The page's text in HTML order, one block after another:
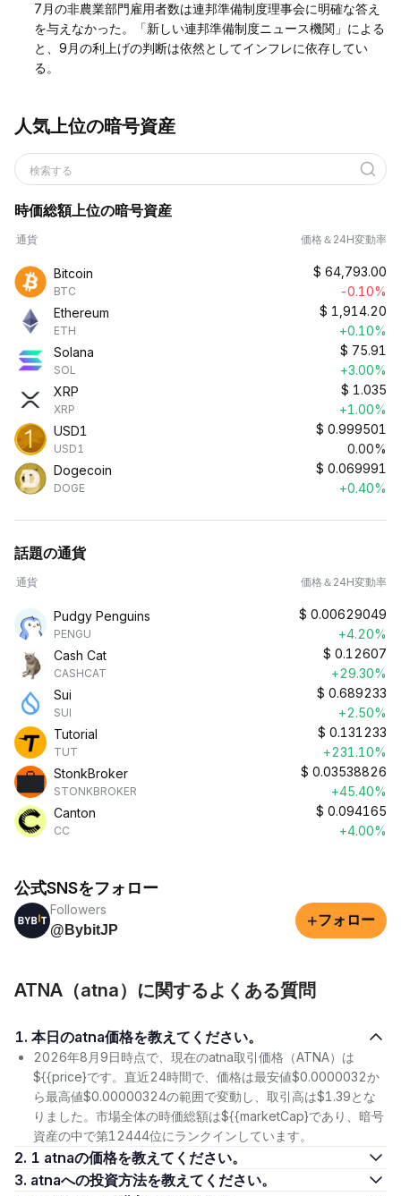
7月の非農業部門雇用者数は連邦準備制度理事会に明確な答え
を与えなかった。「新しい連邦準備制度ニュース機関」による
と、9月の利上げの判断は依然としてインフレに依存してい
る。
人気上位の暗号資産
検索する
時価総額上位の暗号資産
通貨 価格＆24H変動率
Bitcoin
BTC
$ 64,793.00
-0.10%
Ethereum
ETH
$ 1,914.20
+0.10%
Solana
SOL
$ 75.91
+3.00%
XRP
XRP
$ 1.035
+1.00%
USD1
USD1
$ 0.999501
0.00%
Dogecoin
DOGE
$ 0.069991
+0.40%
話題の通貨
通貨 価格＆24H変動率
Pudgy Penguins
PENGU
$ 0.00629049
+4.20%
Cash Cat
CASHCAT
$ 0.12607
+29.30%
Sui
SUI
$ 0.689233
+2.50%
Tutorial
TUT
$ 0.131233
+231.10%
StonkBroker
STONKBROKER
$ 0.03538826
+45.40%
Canton
CC
$ 0.094165
+4.00%
公式SNSをフォロー
Followers
@BybitJP
+フォロー
ATNA（atna）に関するよくある質問
1. 本日のatna価格を教えてください。
2026年8月9日時点で、現在のatna取引価格（ATNA）は
${{price}です。直近24時間で、価格は最安値$0.0000032か
ら最高値$0.00000324の範囲で変動し、取引高は$1.39とな
りました。市場全体の時価総額は${{marketCap}であり、暗号
資産の中で第12444位にランクインしています。
2. 1 atnaの価格を教えてください。
3. atnaへの投資方法を教えてください。